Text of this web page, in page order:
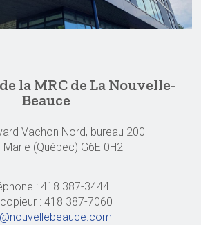
la MRC de La Nouvelle-
Beauce
Vachon Nord, bureau 200
Marie (Québec) G6E 0H2
: 418 387-3444
: 418 387-7060